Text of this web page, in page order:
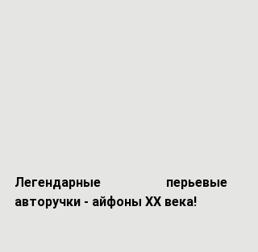
Легендарные перьевые
авторучки - айфоны XX века!